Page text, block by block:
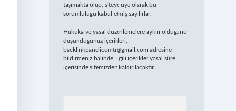
taşımakta olup, siteye üye olarak bu
sorumluluğu kabul etmiş sayılırlar.
Hukuka ve yasal düzenlemelere aykırı olduğunu
düşündüğünüz içerikleri,
backlinkpanelicomtr@gmail.com adresine
bildirmeniz halinde, ilgili içerikler yasal süre
içerisinde sitemizden kaldırılacaktır.